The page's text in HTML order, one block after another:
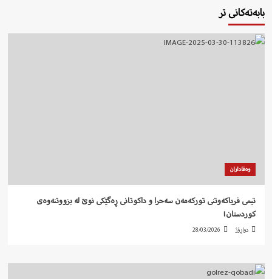
بابەتەکانی تر
وەفاداران
تیمی فریاکەوتنی تورکەمەن سەحرا و داکوتانی ڕەگێکی نوێ لە بزووتنەوەی
کوردستان!
دواڕۆژ 28/03/2026